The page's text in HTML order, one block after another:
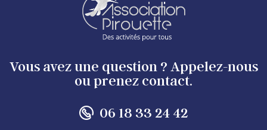
Vous avez une question ? Appelez-nous
ou prenez contact.
06 18 33 24 42